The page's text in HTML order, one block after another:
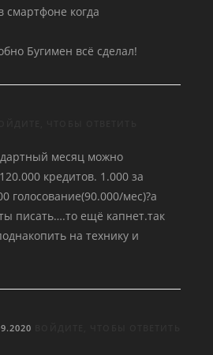
смартфоне когда
Бугимен всё сделал!
месяц можно
кредитов. 1.000 за
голосование(90.000/мес)?а
писать….то ещё капнет.так
на технику и